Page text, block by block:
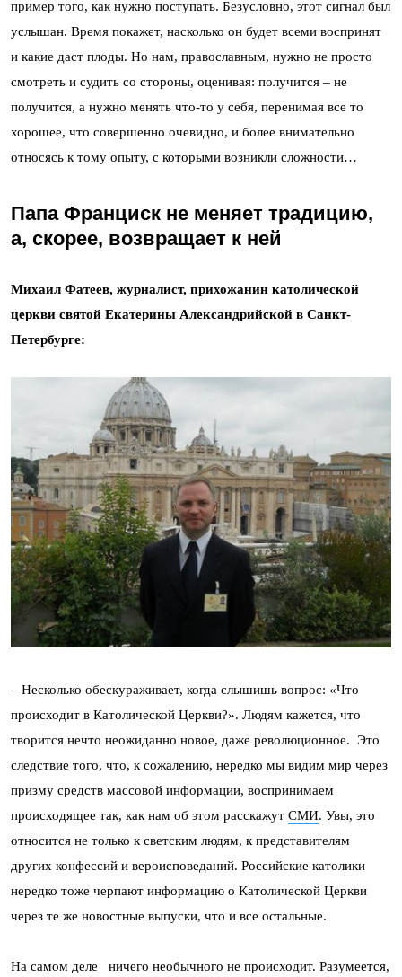
пример того, как нужно поступать. Безусловно, этот сигнал был
услышан. Время покажет, насколько он будет всеми воспринят
и какие даст плоды. Но нам, православным, нужно не просто
смотреть и судить со стороны, оценивая: получится – не
получится, а нужно менять что-то у себя, перенимая все то
хорошее, что совершенно очевидно, и более внимательно
относясь к тому опыту, с которыми возникли сложности…
Папа Франциск не меняет традицию,
а, скорее, возвращает к ней
Михаил Фатеев, журналист, прихожанин католической
церкви святой Екатерины Александрийской в Санкт-
Петербурге:
– Несколько обескураживает, когда слышишь вопрос: «Что
происходит в Католической Церкви?». Людям кажется, что
творится нечто неожиданно новое, даже революционное. Это
следствие того, что, к сожалению, нередко мы видим мир через
призму средств массовой информации, воспринимаем
происходящее так, как нам об этом расскажут СМИ. Увы, это
относится не только к светским людям, к представителям
других конфессий и вероисповеданий. Российские католики
нередко тоже черпают информацию о Католической Церкви
через те же новостные выпуски, что и все остальные.
На самом деле ничего необычного не происходит. Разумеется,